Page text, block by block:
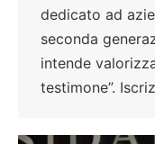
dedicato ad
seconda
intende
testimone”.